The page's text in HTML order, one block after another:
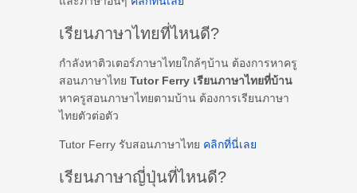
เรียนภาษาไทยที่ไหนดี?
กำลังหาติวเตอร์ภาษาไทยใกล้ๆบ้าน ต้องการหาครู
สอนภาษาไทย Tutor Ferry เรียนภาษาไทยที่บ้าน
หาครูสอนภาษาไทยตามบ้าน ต้องการเรียนภาษา
ไทยตัวต่อตัว
Tutor Ferry รับสอนภาษาไทย คลิกที่นี่เลย
เรียนภาษาญี่ปุ่นที่ไหนดี?